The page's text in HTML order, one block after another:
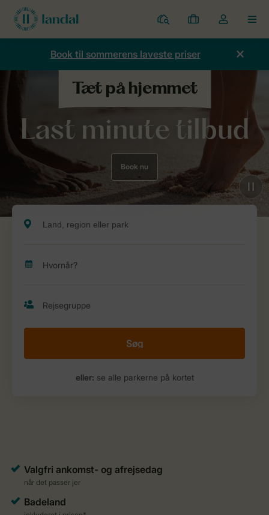
Parker
Mine
bookinger
Toggle
the
Book til sommerens laveste priser
Last minute tilbud
Book nu
Søg
eller: se alle parkerne på kortet